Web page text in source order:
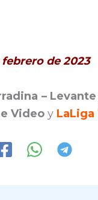
febrero de 2023
– Levante
Video y LaLiga